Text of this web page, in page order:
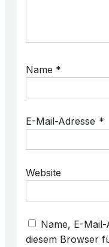
Name *
E-Mail-Adresse *
Website
Name, E-
diesem Browser